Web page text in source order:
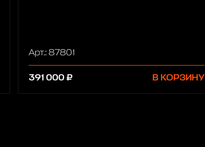
Арт.: 87801
391 000 ₽ В КОРЗИНУ